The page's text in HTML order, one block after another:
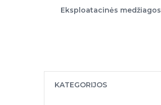
Eksploatacinės medžiagos
KATEGORIJOS